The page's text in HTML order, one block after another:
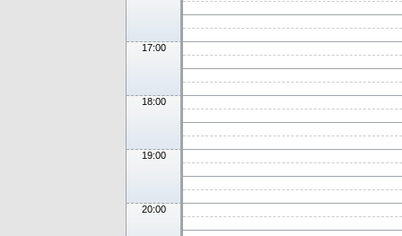
17:00
18:00
19:00
20:00